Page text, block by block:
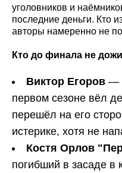
уголовников и
последние деньги. Кто
авторы намеренно не
Кто до финала не
Виктор Егоров —
первом сезоне вёл
перешёл на его
истерике, хотя не
Костя Орлов
погибший в засаде в